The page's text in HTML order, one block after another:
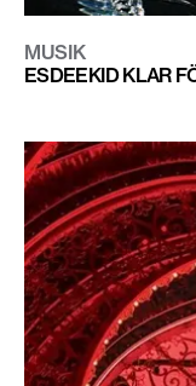
MUSIK
ESDEEKID KLAR